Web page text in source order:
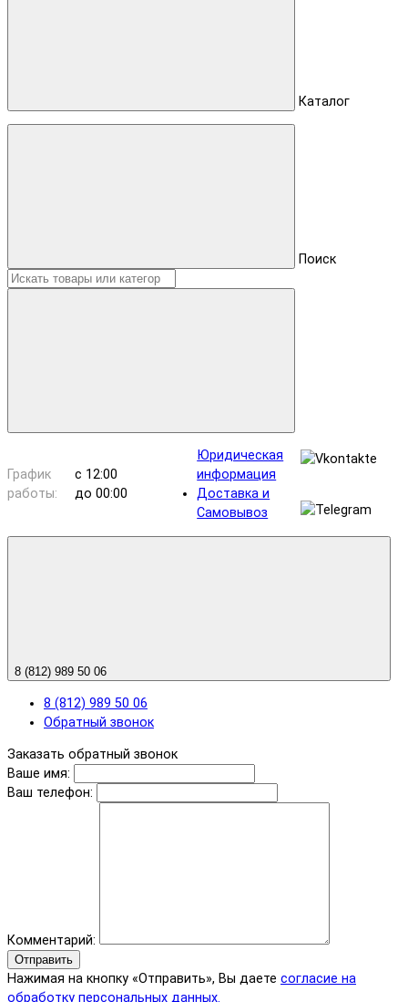
Каталог
Поиск
График
работы:
с 12:00
до 00:00
Юридическая
информация
Доставка и
Самовывоз
8 (812) 989 50 06
8 (812) 989 50 06
Обратный звонок
Заказать обратный звонок
Ваше имя:
Ваш телефон:
Комментарий:
Отправить
Нажимая на кнопку «Отправить», Вы даете согласие на
обработку персональных данных.